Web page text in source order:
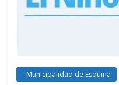
- Municipalidad de Esquina